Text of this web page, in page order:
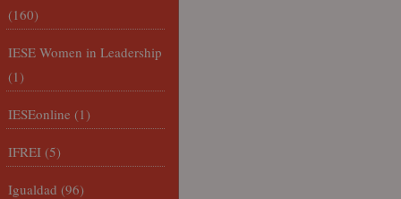
(160)
IESE Women in Leadership
(1)
IESEonline (1)
IFREI (5)
Igualdad (96)